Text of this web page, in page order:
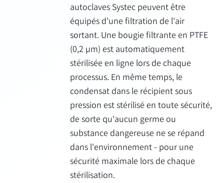
autoclaves Systec peuvent être
équipés d'une filtration de l'air
sortant. Une bougie filtrante en PTFE
(0,2 µm) est automatiquement
stérilisée en ligne lors de chaque
processus. En même temps, le
condensat dans le récipient sous
pression est stérilisé en toute sécurité,
de sorte qu'aucun germe ou
substance dangereuse ne se répand
dans l'environnement - pour une
sécurité maximale lors de chaque
stérilisation.